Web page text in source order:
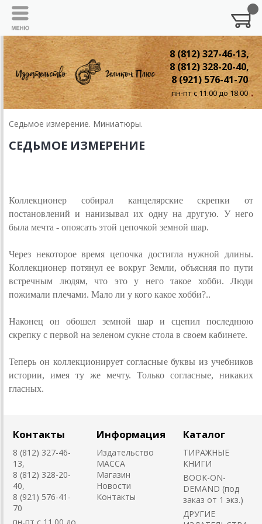
8 (812) 327-46-13,
8 (812) 328-20-40,
8 (921) 576-41-70
пн-пт с 11.00 до 18.00
Седьмое измерение. Миниатюры.
СЕДЬМОЕ ИЗМЕРЕНИЕ
Коллекционер собирал канцелярские скрепки от
постановлений и нанизывал их одну на другую. У него
была мечта - опоясать этой цепочкой земной шар.
Через некоторое время цепочка достигла нужной длины.
Коллекционер потянул ее вокруг Земли, объясняя по пути
встречным людям, что это у него такое хобби. Люди
пожимали плечами. Мало ли у кого какое хобби?..
Наконец он обошел земной шар и сцепил последнюю
скрепку с первой на зеленом сукне стола в своем кабинете.
Теперь он коллекционирует согласные буквы из учебников
истории, имея ту же мечту. Только согласные, никаких
гласных.
Контакты
8 (812) 327-46-
13,
8 (812) 328-20-
40,
8 (921) 576-41-
70
Информация
Издательство
MACCA
Магазин
Новости
Контакты
Каталог
ТИРАЖНЫЕ
КНИГИ
BOOK-ON-
DEMAND (под
заказ от 1 экз.)
ДРУГИЕ